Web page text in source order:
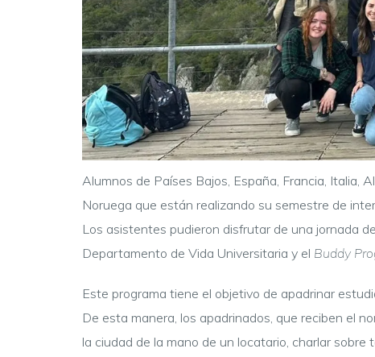
Alumnos de Países Bajos, España, Francia, Italia,
Noruega que están realizando su semestre de
Los asistentes pudieron disfrutar de una jornada de
Departamento de Vida Universitaria y el Buddy
Este programa tiene el objetivo de apadrinar
De esta manera, los apadrinados, que reciben el
la ciudad de la mano de un locatario, charlar